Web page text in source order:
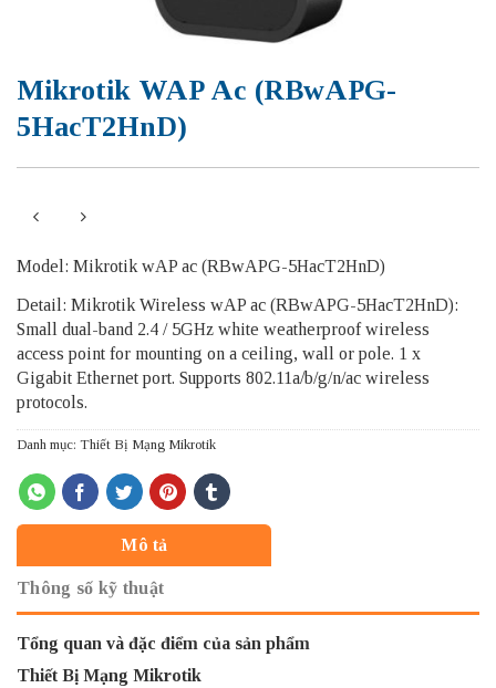
Mikrotik WAP Ac (RBwAPG-
5HacT2HnD)
Model: Mikrotik wAP ac (RBwAPG-5HacT2HnD)
Detail: Mikrotik Wireless wAP ac (RBwAPG-5HacT2HnD):
Small dual-band 2.4 / 5GHz white weatherproof wireless
access point for mounting on a ceiling, wall or pole. 1 x
Gigabit Ethernet port. Supports 802.11a/b/g/n/ac wireless
protocols.
Danh mục: Thiết Bị Mạng Mikrotik
Mô tả
Thông số kỹ thuật
Tổng quan và đặc điểm của sản phẩm
Thiết Bị Mạng Mikrotik